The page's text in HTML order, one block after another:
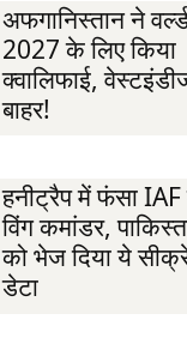
अफगानिस्तान ने
2027 के लिए किया
क्वालिफाई,
बाहर!
हनीट्रैप में फंसा IAF
विंग कमांडर,
को भेज दिया ये
डेटा